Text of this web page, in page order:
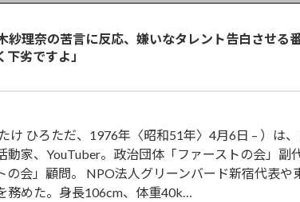
理奈の苦言に反応、嫌いなタレント告白させる
劣ですよ」
たけ ひろただ、1976年〈昭和51年〉4月6日 – ）は、
動家、YouTuber。政治団体「ファーストの会」副
の会」顧問。 NPO法人グリーンバード新宿代表や
務めた。身長106cm、体重40k…